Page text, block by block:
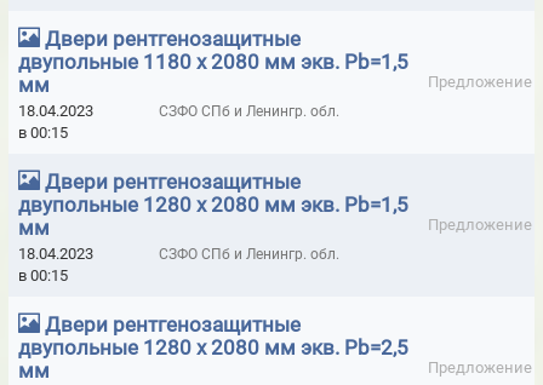
КЛЕЙ ДЛЯ ТРУБ ИЗ ПВХ TANGIT PVC-U
КЛЕЙ ЭПОКСИДНЫЙ ADHESOL ДВУХКОМПОНЕНТНЫЙ
КЛЕЙ ЭПОКСИДНЫЙ ADHESOL ОДНОКОМПОНЕНТНЫЙ
КЛЕЙ ЭПОКСИДНЫЙ RUBOND ДВУХКОМПОНЕНТНЫЙ
КЛЕЙ ЭПОКСИДНЫЙ RUBOND ОДНОКОМПОНЕНТНЫЙ
КЛЕЙ ЭПОКСИДНЫЙ ХОЛОДНАЯ СВАРКА "АЛМАЗ"
КЛЕЩИ ТОКОИЗМЕРИТЕЛЬНЫЕ
КОМБИНЕЗОНЫ ОДНОРАЗОВЫЕ ROSSAFE
Двери рентгенозащитные
двупольные 1180 х 2080 мм экв. Pb=1,5
мм
Предложение
18.04.2023
в 00:15
СЗФО СПб и Ленингр. обл.
Двери рентгенозащитные
двупольные 1280 х 2080 мм экв. Pb=1,5
мм
Предложение
18.04.2023
в 00:15
СЗФО СПб и Ленингр. обл.
Двери рентгенозащитные
двупольные 1280 х 2080 мм экв. Pb=2,5
мм
Предложение